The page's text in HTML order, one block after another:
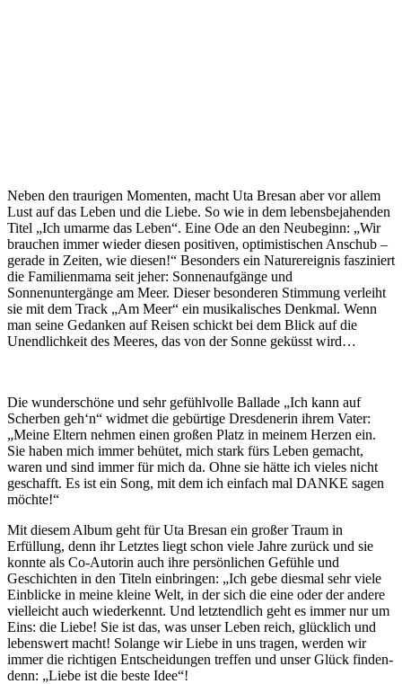
Neben den traurigen Momenten, macht Uta Bresan aber vor allem
Lust auf das Leben und die Liebe. So wie in dem lebensbejahenden
Titel „Ich umarme das Leben“. Eine Ode an den Neubeginn: „Wir
brauchen immer wieder diesen positiven, optimistischen Anschub –
gerade in Zeiten, wie diesen!“ Besonders ein Naturereignis fasziniert
die Familienmama seit jeher: Sonnenaufgänge und
Sonnenuntergänge am Meer. Dieser besonderen Stimmung verleiht
sie mit dem Track „Am Meer“ ein musikalisches Denkmal. Wenn
man seine Gedanken auf Reisen schickt bei dem Blick auf die
Unendlichkeit des Meeres, das von der Sonne geküsst wird…
Die wunderschöne und sehr gefühlvolle Ballade „Ich kann auf
Scherben geh‘n“ widmet die gebürtige Dresdenerin ihrem Vater:
„Meine Eltern nehmen einen großen Platz in meinem Herzen ein.
Sie haben mich immer behütet, mich stark fürs Leben gemacht,
waren und sind immer für mich da. Ohne sie hätte ich vieles nicht
geschafft. Es ist ein Song, mit dem ich einfach mal DANKE sagen
möchte!“
Mit diesem Album geht für Uta Bresan ein großer Traum in
Erfüllung, denn ihr Letztes liegt schon viele Jahre zurück und sie
konnte als Co-Autorin auch ihre persönlichen Gefühle und
Geschichten in den Titeln einbringen: „Ich gebe diesmal sehr viele
Einblicke in meine kleine Welt, in der sich die eine oder der andere
vielleicht auch wiederkennt. Und letztendlich geht es immer nur um
Eins: die Liebe! Sie ist das, was unser Leben reich, glücklich und
lebenswert macht! Solange wir Liebe in uns tragen, werden wir
immer die richtigen Entscheidungen treffen und unser Glück finden-
denn: „Liebe ist die beste Idee“!